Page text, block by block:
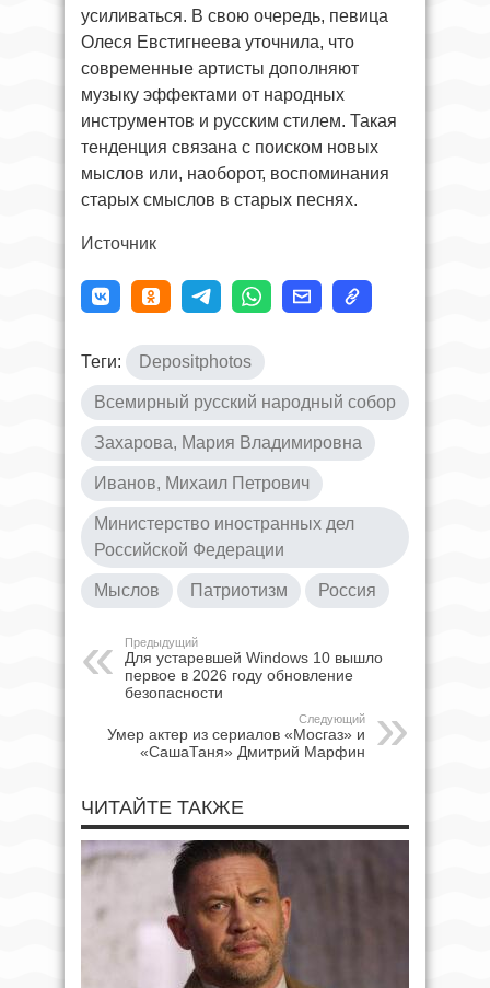
усиливаться. В свою очередь, певица
Олеся Евстигнеева уточнила, что
современные артисты дополняют
музыку эффектами от народных
инструментов и русским стилем. Такая
тенденция связана с поиском новых
мыслов или, наоборот, воспоминания
старых смыслов в старых песнях.
Источник
Теги: Depositphotos
Всемирный русский народный собор
Захарова, Мария Владимировна
Иванов, Михаил Петрович
Министерство иностранных дел
Российской Федерации
Мыслов Патриотизм Россия
Предыдущий
Для устаревшей Windows 10 вышло
первое в 2026 году обновление
безопасности
Следующий
Умер актер из сериалов «Мосгаз» и
«СашаТаня» Дмитрий Марфин
ЧИТАЙТЕ ТАКЖЕ